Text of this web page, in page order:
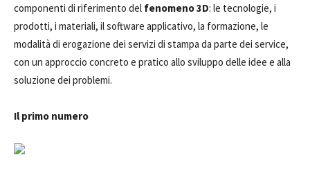
componenti di riferimento del fenomeno 3D: le tecnologie, i
prodotti, i materiali, il software applicativo, la formazione, le
modalità di erogazione dei servizi di stampa da parte dei service,
con un approccio concreto e pratico allo sviluppo delle idee e alla
soluzione dei problemi.
Il primo numero